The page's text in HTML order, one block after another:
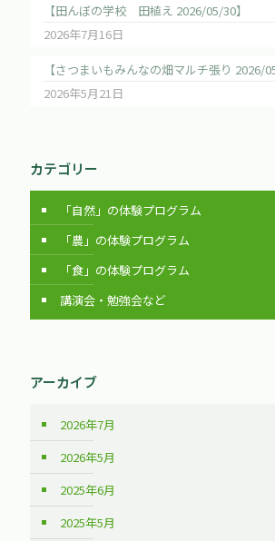
【田んぼの学校 田植え 2026/05/30】
2026年7月16日
【さつまいもみんなの畑マルチ張り 2026/
2026年5月21日
カテゴリー
「自然」の体験プログラム
「農」の体験プログラム
「食」の体験プログラム
講演会・勉強会など
アーカイブ
2026年7月
2026年5月
2025年6月
2025年5月